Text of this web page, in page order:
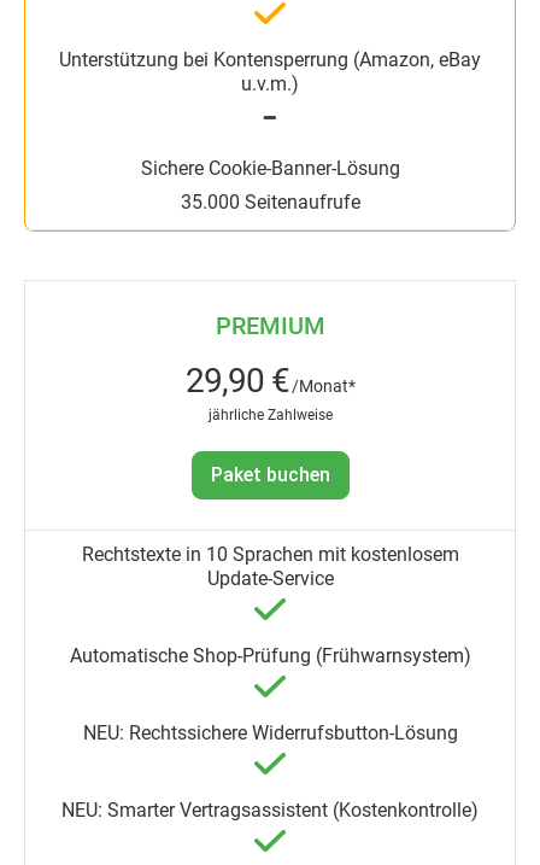
━
35.000 Seitenaufrufe
PREMIUM
29,90 € /Monat*
jährliche Zahlweise
Paket buchen